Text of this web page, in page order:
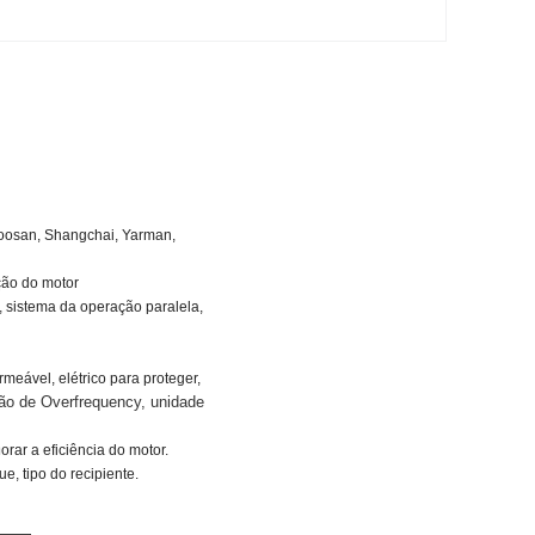
Shangchai, Yarman,
do motor
sistema da operação paralela,
elétrico para proteger,
de Overfrequency, unidade
a eficiência do motor.
tipo do recipiente.